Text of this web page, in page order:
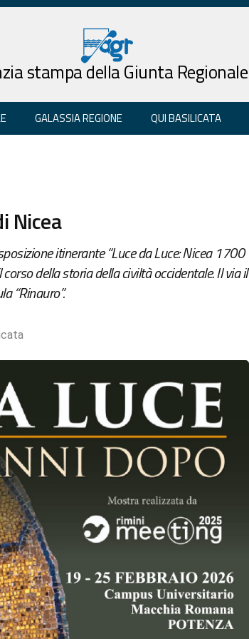
stampa della Giunta Regionale
GALASSIA REGIONE QUI BASILICATA
Nicea
itinerante “Luce da Luce: Nicea 1700
della storia della civiltà occidentale. Il via il
“Rinauro”.